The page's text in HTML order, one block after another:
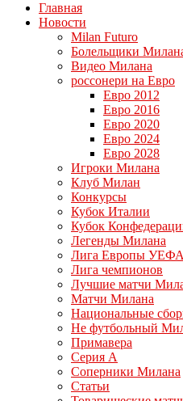
Главная
Новости
Milan Futuro
Болельщики
Видео Милана
россонери на Евро
Евро 2012
Евро 2016
Евро 2020
Евро 2024
Евро 2028
Игроки Милана
Клуб Милан
Конкурсы
Кубок Италии
Кубок
Легенды Милана
Лига Европы УЕФА
Лига чемпионов
Лучшие матчи
Матчи Милана
Национальные
Не футбольный
Примавера
Серия А
Соперники Милана
Статьи